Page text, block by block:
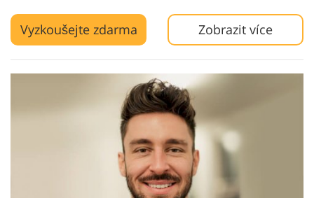
Vyzkoušejte zdarma Zobrazit více